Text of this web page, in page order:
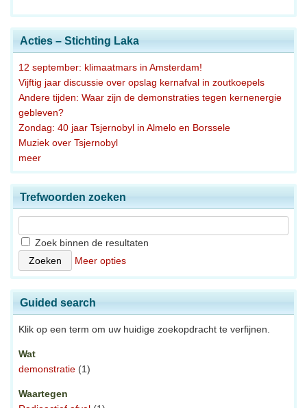
Acties – Stichting Laka
12 september: klimaatmars in Amsterdam!
Vijftig jaar discussie over opslag kernafval in zoutkoepels
Andere tijden: Waar zijn de demonstraties tegen kernenergie
gebleven?
Zondag: 40 jaar Tsjernobyl in Almelo en Borssele
Muziek over Tsjernobyl
meer
Trefwoorden zoeken
Zoek binnen de resultaten
Meer opties
Guided search
Klik op een term om uw huidige zoekopdracht te verfijnen.
Wat
demonstratie (1)
Waartegen